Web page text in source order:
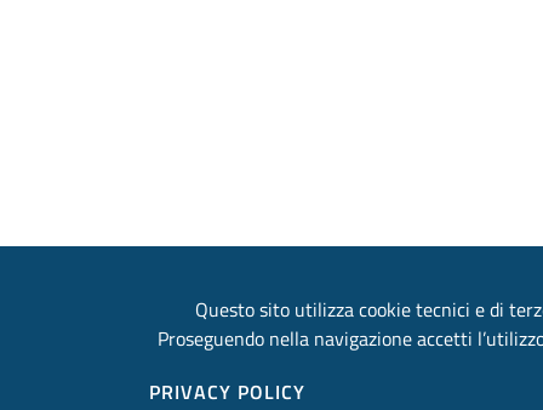
Questo sito utilizza cookie tecnici e di
Proseguendo nella navigazione accetti
PRIVACY POLICY